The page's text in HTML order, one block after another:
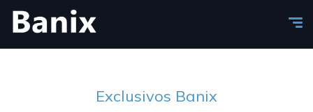
Exclusivos Banix